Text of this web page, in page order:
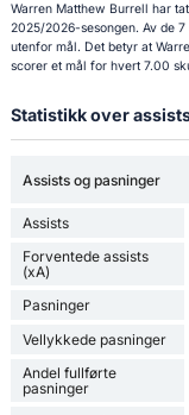
Warren Matthew Burrell har
2025/2026-sesongen. Av de
utenfor mål. Det betyr at
scorer et mål for hvert 7.00
Statistikk over
Assists og pasninger
Assists
Forventede assists
(xA)
Pasninger
Vellykkede pasninger
Andel fullførte
pasninger